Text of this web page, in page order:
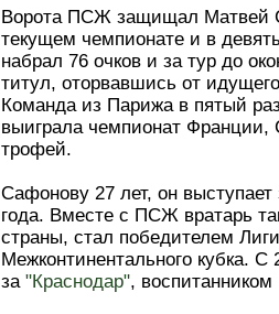
Ворота ПСЖ защищал Матвей
текущем чемпионате и в
набрал 76 очков и за тур до
титул, оторвавшись от
Команда из Парижа в пятый
выиграла чемпионат Франции,
трофей.
Сафонову 27 лет, он
года. Вместе с ПСЖ вратарь
страны, стал победителем
Межконтинентального кубка.
за "Краснодар", воспитанником